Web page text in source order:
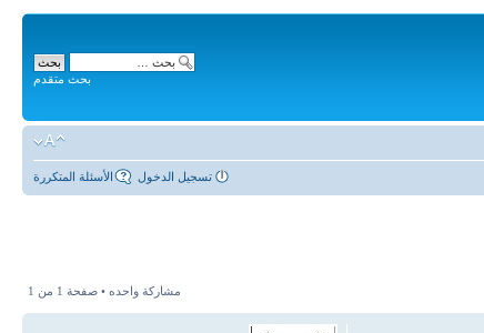
بحث متقدم
الأسئلة المتكررة تسجيل الدخول
مشاركة واحده • صفحة 1 من 1